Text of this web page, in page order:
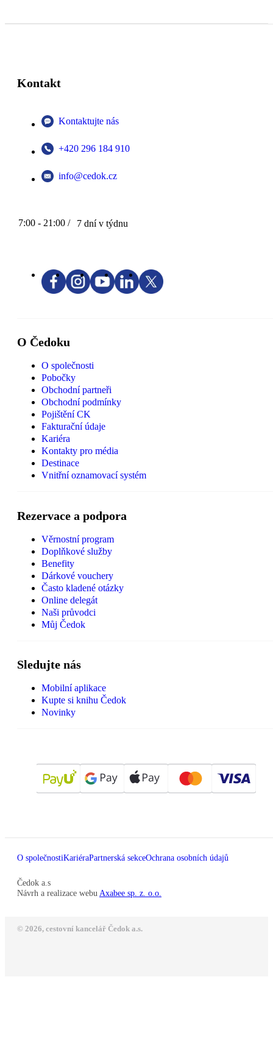
Kontakt
Kontaktujte nás
+420 296 184 910
info@cedok.cz
7:00 - 21:00 / 7 dní v týdnu
O Čedoku
O společnosti
Pobočky
Obchodní partneři
Obchodní podmínky
Pojištění CK
Fakturační údaje
Kariéra
Kontakty pro média
Destinace
Vnitřní oznamovací systém
Rezervace a podpora
Věrnostní program
Doplňkové služby
Benefity
Dárkové vouchery
Často kladené otázky
Online delegát
Naši průvodci
Můj Čedok
Sledujte nás
Mobilní aplikace
Kupte si knihu Čedok
Novinky
O společnostiKariéraPartnerská sekceOchrana osobních údajů
Čedok a.s
Návrh a realizace webu Axabee sp. z. o.o.
© 2026, cestovní kancelář Čedok a.s.